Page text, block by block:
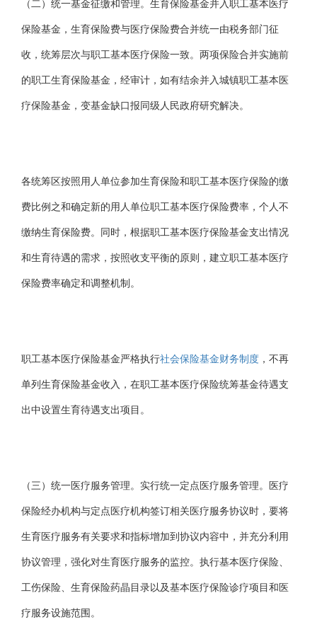
（二）统一基金征缴和管理。生育保险基金并入职工基本医疗
保险基金，生育保险费与医疗保险费合并统一由税务部门征
收，统筹层次与职工基本医疗保险一致。两项保险合并实施前
的职工生育保险基金，经审计，如有结余并入城镇职工基本医
疗保险基金，变基金缺口报同级人民政府研究解决。
各统筹区按照用人单位参加生育保险和职工基本医疗保险的缴
费比例之和确定新的用人单位职工基本医疗保险费率，个人不
缴纳生育保险费。同时，根据职工基本医疗保险基金支出情况
和生育待遇的需求，按照收支平衡的原则，建立职工基本医疗
保险费率确定和调整机制。
职工基本医疗保险基金严格执行社会保险基金财务制度 ，不再
单列生育保险基金收入，在职工基本医疗保险统筹基金待遇支
出中设置生育待遇支出项目。
（三）统一医疗服务管理。实行统一定点医疗服务管理。医疗
保险经办机构与定点医疗机构签订相关医疗服务协议时，要将
生育医疗服务有关要求和指标增加到协议内容中，并充分利用
协议管理，强化对生育医疗服务的监控。执行基本医疗保险、
工伤保险、生育保险药晶目录以及基本医疗保险诊疗项目和医
疗服务设施范围。